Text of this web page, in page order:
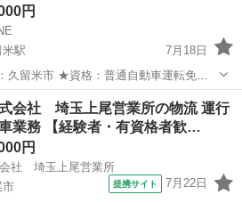
円
駅
7月18日
料：
1個あたり150円〜200円 単価はエリア
駅 その他 株式会社
会社 埼玉上尾営業所の物流 運行
業務 【経験者・有資格者歓…
円
社 埼玉上尾営業所
市
提携サイト 7月22日